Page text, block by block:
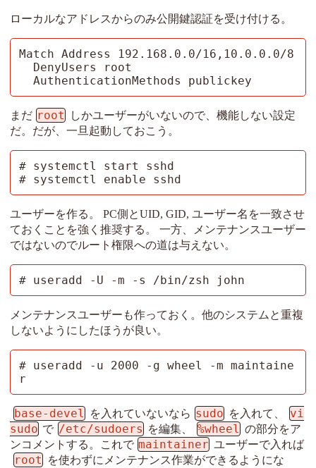
ローカルなアドレスからのみ公開鍵認証を受け付ける。
Match Address 192.168.0.0/16,10.0.0.0/8
  AuthenticationMethods publickey
まだ root
しかユーザーがいないので、機能しない設定
だ。だが、一旦起動しておこう。
# systemctl start sshd
# systemctl enable sshd
ユーザーを作る。 PC側とUID, GID, ユーザー名を一致させ
ておくことを強く推奨する。 一方、メンテナンスユーザー
ではないのでルート権限への道は与えない。
# useradd -U -m -s /bin/zsh john
メンテナンスユーザーも作っておく。他のシステムと重複
しないようにしたほうが良い。
# useradd -u 2000 -g wheel -m maintaine
r
base-devel を入れていないなら sudo を入れて、
vi
sudo で /etc/sudoers を編集、 %wheel の部分をア
ンコメントする。これで maintainer ユーザーで入れば
root
を使わずにメンテナンス作業ができるようにな